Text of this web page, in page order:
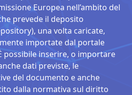
Europea nell’ambito del
prevede il deposito
una volta caricate,
importate dal portale
possibile inserire, o importare
dati previste, le
del documento e anche
dalla normativa sul diritto